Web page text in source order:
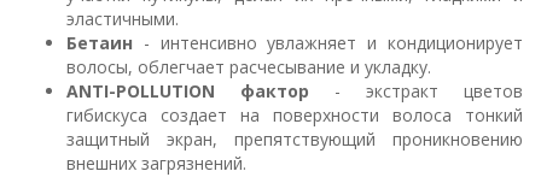
эластичными.
Бетаин - интенсивно увлажняет и кондиционирует
волосы, облегчает расчесывание и укладку.
ANTI-POLLUTION фактор - экстракт цветов
гибискуса создает на поверхности волоса тонкий
защитный экран, препятствующий проникновению
внешних загрязнений.